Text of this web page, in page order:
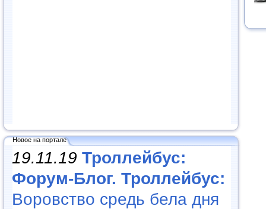
Новое на портале
19.11.19 Троллейбус:
Форум-Блог. Троллейбус:
Воровство средь бела дня